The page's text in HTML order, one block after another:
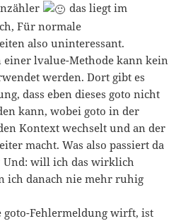
das liegt im
Für normale
also uninteressant.
einer lvalue-Methode kann kein
werden. Dort gibt es
dass eben dieses goto nicht
kann, wobei goto in der
Kontext wechselt und an der
macht. Was also passiert da
will ich das wirklich
ich danach nie mehr ruhig
goto-Fehlermeldung wirft, ist